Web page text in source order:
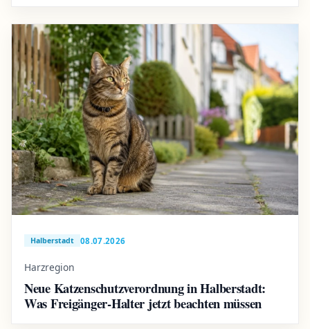
Halberstadt 08.07.2026
Harzregion
Neue Katzenschutzverordnung in Halberstadt:
Was Freigänger-Halter jetzt beachten müssen